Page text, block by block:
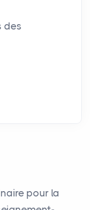
des
pour la